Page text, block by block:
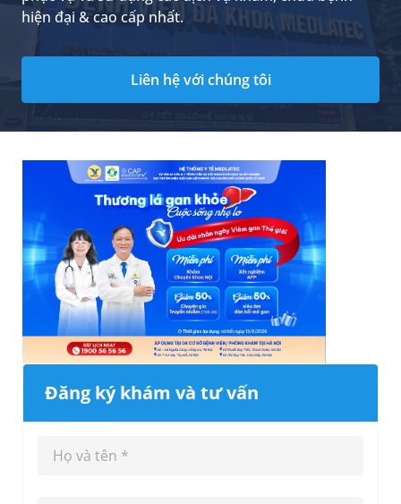
hiện đại & cao cấp nhất.
Liên hệ với chúng tôi
Đăng ký khám và tư vấn